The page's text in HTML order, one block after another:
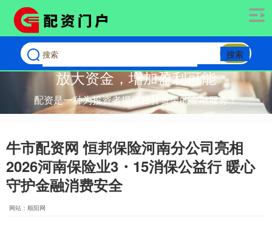
搜索
放大资金，增加盈利可能
配资是一种为投资者提供杠杆资金的金融服务！
牛市配资网 恒邦保险河南分公司亮相
2026河南保险业3・15消保公益行 暖心
守护金融消费安全
网站：顺阳网